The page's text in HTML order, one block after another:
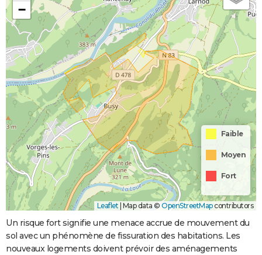
−
Faible
Moyen
Fort
Leaflet | Map data © OpenStreetMapcontributors
Un risque fort signifie une menace accrue de mouvement du
sol avec un phénomène de fissuration des habitations. Les
nouveaux logements doivent prévoir des aménagements